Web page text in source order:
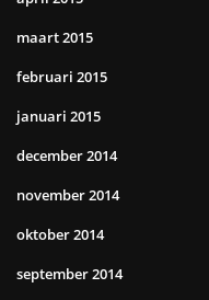
maart 2015
februari 2015
januari 2015
december 2014
november 2014
oktober 2014
september 2014